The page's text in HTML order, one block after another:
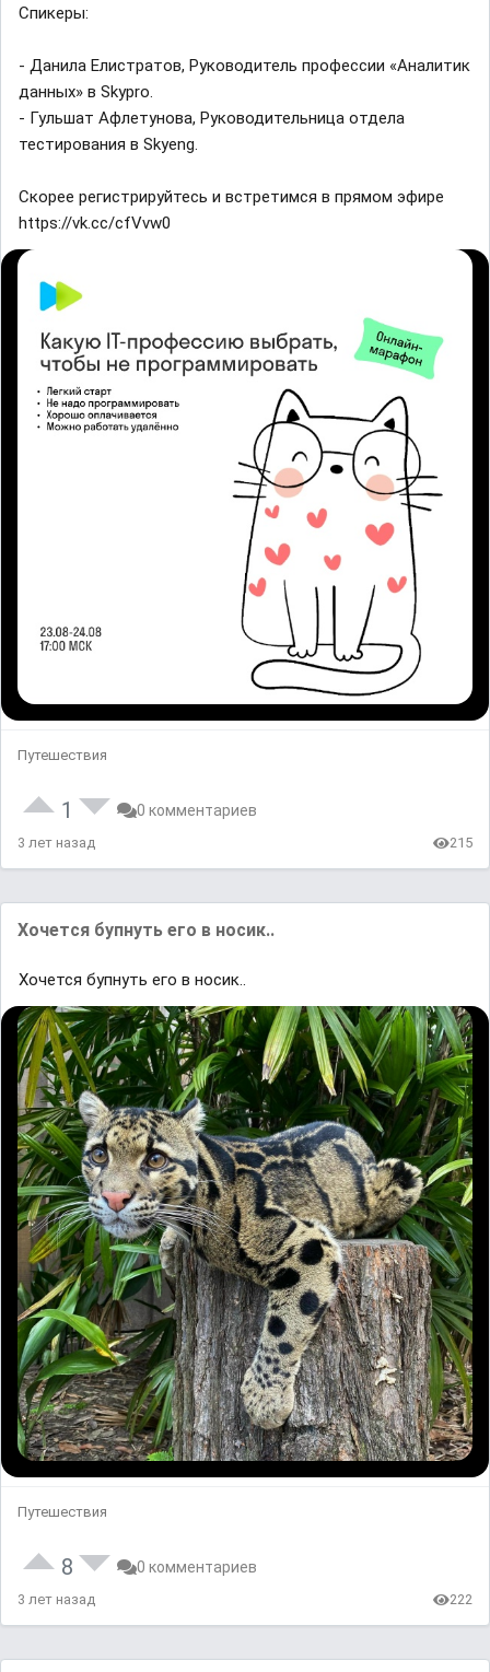
Спикеры:
- Данила Елистратов, Руководитель профессии «Аналитик
данных» в Skypro.
- Гульшат Афлетунова, Руководительница отдела
тестирования в Skyeng.
Скорее регистрируйтесь и встретимся в прямом эфире
https://vk.cc/cfVvw0
Путешествия
1 0 комментариев
3 лет назад 215
Хочется бупнуть его в носик..
Хочется бупнуть его в носик..
Путешествия
8 0 комментариев
3 лет назад 222